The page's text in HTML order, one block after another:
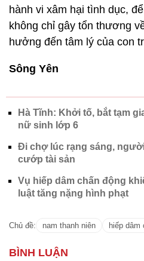
hành vi xâm hại tình dục,
không chỉ gây tổn thương
hưởng đến tâm lý của con
Sông Yên
Hà Tĩnh: Khởi tố, bắt tạm
nữ sinh lớp 6
Đi chợ lúc rạng sáng,
cướp tài sản
Vụ hiếp dâm chấn động
luật tăng nặng hình phạt
Chủ đề: nam thanh niên hiếp dâm